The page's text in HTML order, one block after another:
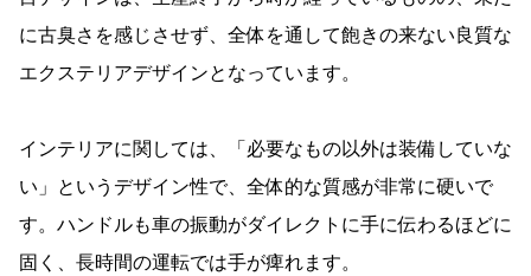
に古臭さを感じさせず、全体を通して飽きの来ない良質な
エクステリアデザインとなっています。
インテリアに関しては、「必要なもの以外は装備していな
い」というデザイン性で、全体的な質感が非常に硬いで
す。ハンドルも車の振動がダイレクトに手に伝わるほどに
固く、長時間の運転では手が痺れます。